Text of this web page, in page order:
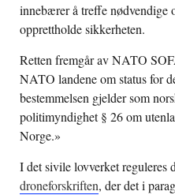
innebærer å treffe nødvendige
opprettholde sikkerheten.
Retten fremgår av NATO
NATO landene om status for
bestemmelsen gjelder som
politimyndighet § 26 om
Norge.»
I det sivile lovverket reguleres
droneforskriften, der det i